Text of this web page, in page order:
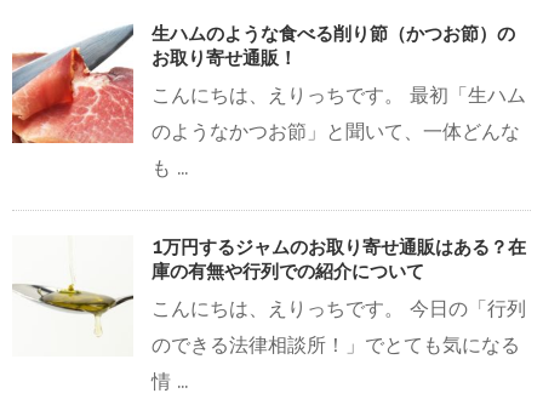
生ハムのような食べる削り節（かつお節）の
お取り寄せ通販！
こんにちは、えりっちです。 最初「生ハム
のようなかつお節」と聞いて、一体どんな
も ...
1万円するジャムのお取り寄せ通販はある？在
庫の有無や行列での紹介について
こんにちは、えりっちです。 今日の「行列
のできる法律相談所！」でとても気になる
情 ...